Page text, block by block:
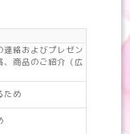
連絡およびプレゼン
、商品のご紹介（広
ため